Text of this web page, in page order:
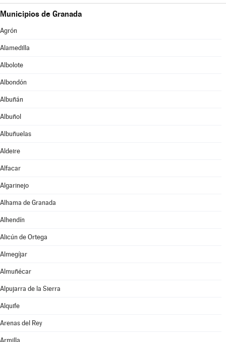
Municipios de Granada
Agrón
Alamedilla
Albolote
Albondón
Albuñán
Albuñol
Albuñuelas
Aldeire
Alfacar
Algarinejo
Alhama de Granada
Alhendín
Alicún de Ortega
Almegíjar
Almuñécar
Alpujarra de la Sierra
Alquife
Arenas del Rey
Armilla